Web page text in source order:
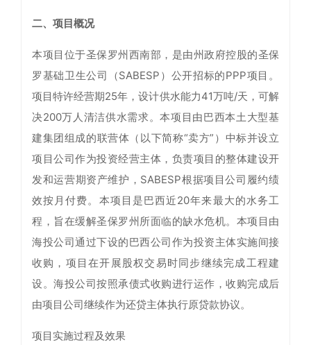
二、项目概况
本项目位于圣保罗州西南部，是由州政府控股的圣保
罗基础卫生公司（SABESP）公开招标的PPP项目。
项目特许经营期25年，设计供水能力41万吨/天，可解
决200万人清洁供水需求。本项目由巴西本土大型基
建集团组成的联营体（以下简称“卖方”）中标并设立
项目公司作为投资经营主体，负责项目的整体建设开
发和运营期资产维护，SABESP根据项目公司履约绩
效按月付费。本项目是巴西近20年来最大的水务工
程，旨在缓解圣保罗州所面临的缺水危机。本项目由
海投公司通过下设的巴西公司作为投资主体实施间接
收购，项目在开展股权交易时同步继续完成工程建
设。海投公司按照承债式收购进行运作，收购完成后
由项目公司继续作为还贷主体执行原贷款协议。
项目实施过程及效果